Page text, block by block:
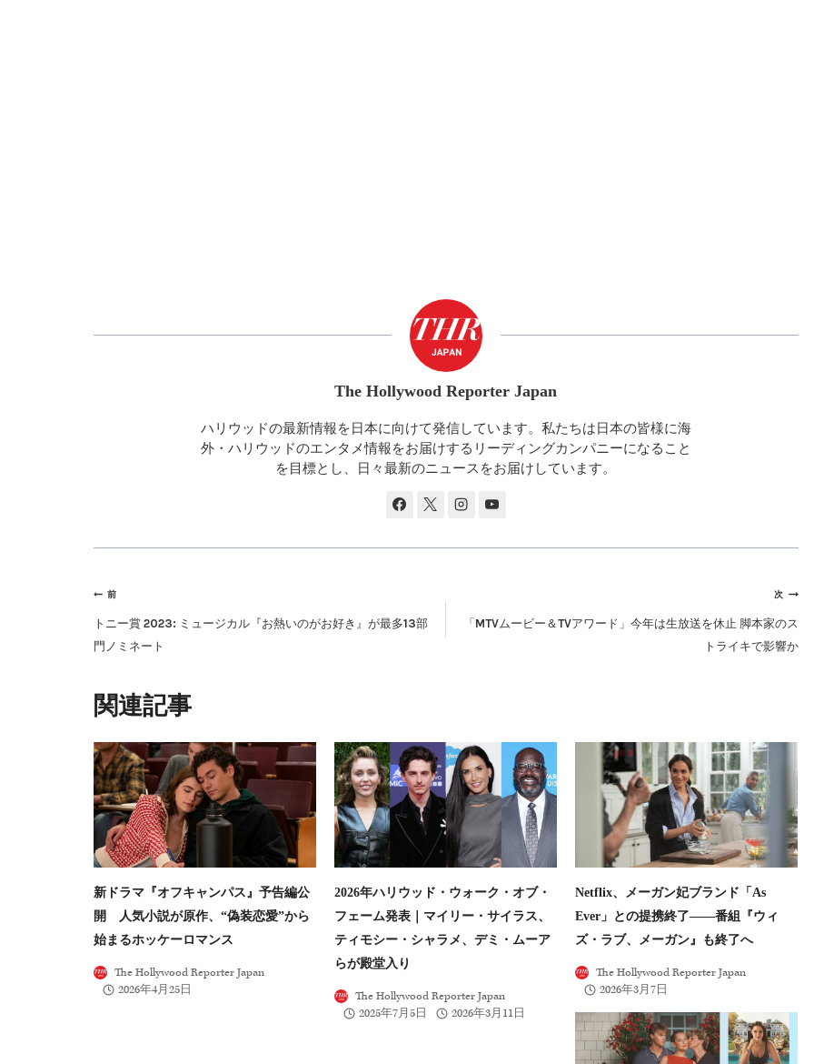
The Hollywood Reporter Japan
ハリウッドの最新情報を日本に向けて発信しています。私たちは日本の皆様に海
外・ハリウッドのエンタメ情報をお届けするリーディングカンパニーになること
を目標とし、日々最新のニュースをお届けしています。
投
稿
ナ
ゲ
ー
ョ
ン
前
トニー賞 2023: ミュージカル『お熱いのがお好き』が最多13部
門ノミネート
次
「MTVムービー＆TVアワード」今年は生放送を休止 脚本家のス
トライキで影響か
類似投稿
新ドラマ『オフキャンパス』予告編公
開 人気小説が原作、“偽装恋愛”から
始まるホッケーロマンス
The Hollywood Reporter Japan
2026年4月25日
2026年ハリウッド・ウォーク・オブ・
フェーム発表｜マイリー・サイラス、
ティモシー・シャラメ、デミ・ムーア
らが殿堂入り
The Hollywood Reporter Japan
2025年7月5日
2026年3月11日
Netflix、メーガン妃ブランド「As
Ever」との提携終了――番組『ウィ
ズ・ラブ、メーガン』も終了へ
The Hollywood Reporter Japan
2026年3月7日